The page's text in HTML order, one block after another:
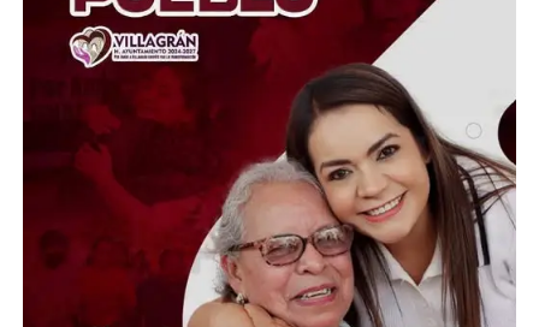
lo que convocó a la ciudadanía, al sector empresarial,
asociaciones civiles, grupos voluntarios y sociedad en
general, a sumarse a esta causa mediante la donación de
insumos esenciales.
“Hoy más que nunca es momento de demostrar que la
solidaridad no conoce fronteras. Desde Guanajuato
extendemos la mano a las familias venezolanas que
enfrentan esta emergencia, convencidos de que cada
aportación puede hacer la diferencia en la vida de
quienes más lo necesitan”, expresó.